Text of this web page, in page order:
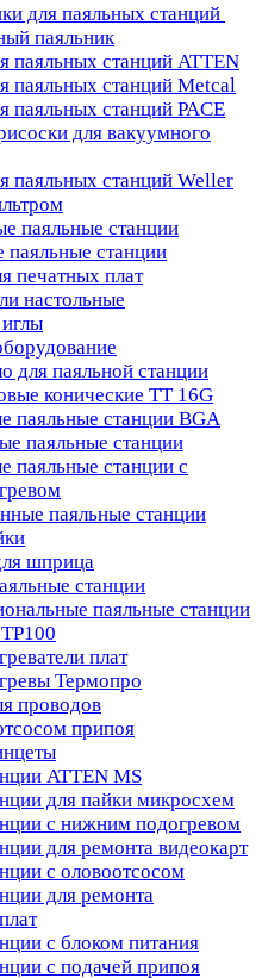
для паяльных станций
паяльник
паяльных станций ATTEN
паяльных станций Metcal
паяльных станций PACE
для вакуумного
паяльных станций Weller
паяльные станции
станции
печатных плат
настольные
для паяльной станции
конические TT 16G
паяльные станции BGA
паяльные станции
паяльные станции с
паяльные станции
шприца
станции
паяльные станции
плат
Термопро
проводов
припоя
ATTEN MS
для пайки микросхем
с нижним подогревом
для ремонта видеокарт
с оловоотсосом
для ремонта
с блоком питания
с подачей припоя